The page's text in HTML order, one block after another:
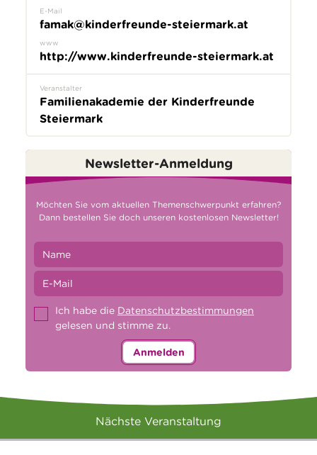
E-Mail
famak@kinderfreunde-steiermark.at
www
http://www.kinderfreunde-steiermark.at
Veranstalter
Familienakademie der Kinderfreunde
Steiermark
Newsletter-Anmeldung
Möchten Sie vom aktuellen Themenschwerpunkt erfahren?
Dann bestellen Sie doch unseren kostenlosen Newsletter!
Ich habe die Datenschutzbestimmungen
gelesen und stimme zu.
Anmelden
Nächste Veranstaltung